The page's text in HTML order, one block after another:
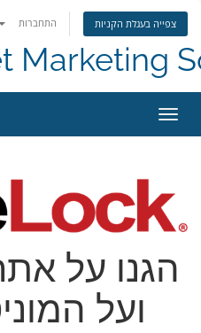
התחברות צפייה בעגלת הקניות
Marketing
הגנו על
ועל